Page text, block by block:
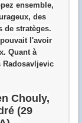
ensemble,
des
de stratèges.
l'avoir
Quant à
Radosavljevic
Chouly,
(29